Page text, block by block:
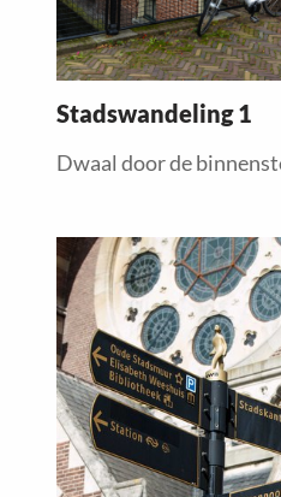
Stadswandeling 1
Dwaal door de
Read
more
about